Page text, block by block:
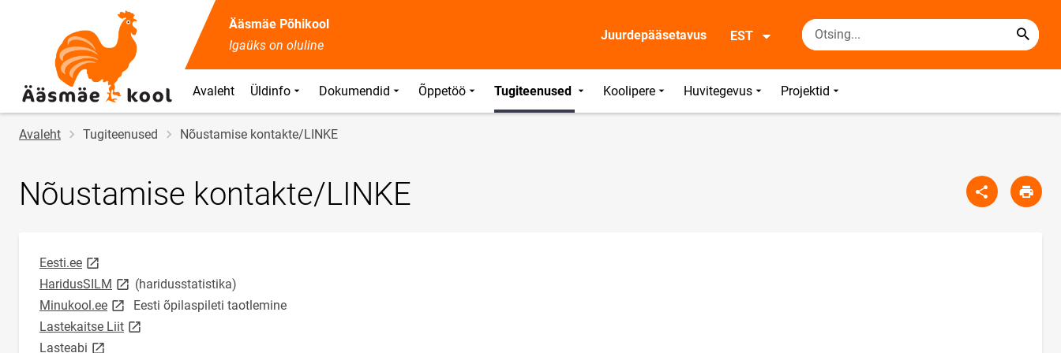
Ääsmäe Põhikool
Igaüks on oluline
Juurdepääsetavus EST
Avaleht Üldinfo Dokumendid Õppetöö Tugiteenused Koolipere Huvitegevus Projektid
Jälglink
Avaleht Tugiteenused Nõustamise kontakte/LINKE
Nõustamise kontakte/LINKE
Eesti.eelink opens on new page
HaridusSILM link opens on new page
(haridusstatistika)
Minukool.eelink opens on new page
Eesti õpilaspileti taotlemine
Lastekaitse Liitlink opens on new page
Lasteabi link opens on new page